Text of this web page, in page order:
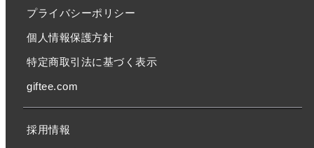
プライバシーポリシー
個人情報保護方針
特定商取引法に基づく表示
giftee.com
採用情報